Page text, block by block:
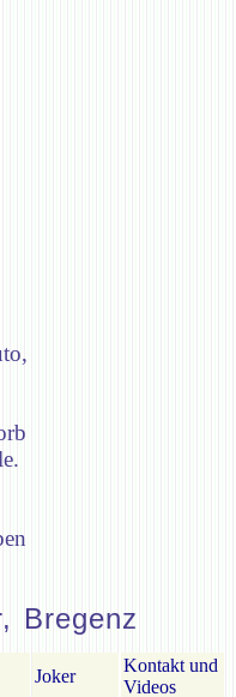
Bregenz
Joker
Kontakt und
Videos